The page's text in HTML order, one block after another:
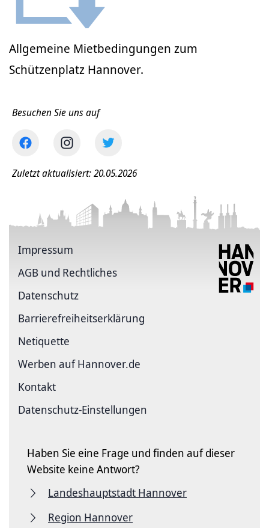
Allgemeine Mietbedingungen zum
Schützenplatz Hannover.
Besuchen Sie uns auf
Zuletzt aktualisiert: 20.05.2026
Impressum
AGB und Rechtliches
Datenschutz
Barriere­freiheits­erklärung
Netiquette
Werben auf Hannover.de
Kontakt
Datenschutz-Einstellungen
Haben Sie eine Frage und finden auf dieser
Website keine Antwort?
Landeshauptstadt Hannover
Region Hannover